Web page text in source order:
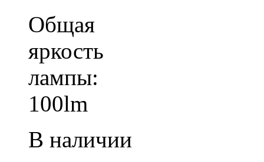
Общая
яркость
лампы:
100lm
В наличии